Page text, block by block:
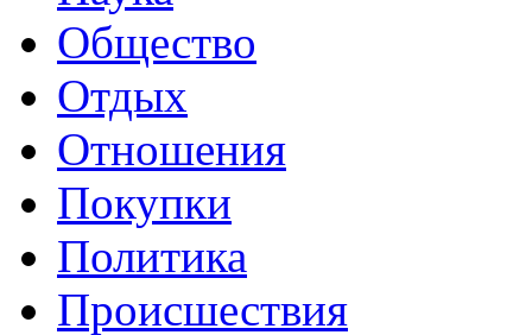
Общество
Отдых
Отношения
Покупки
Политика
Происшествия